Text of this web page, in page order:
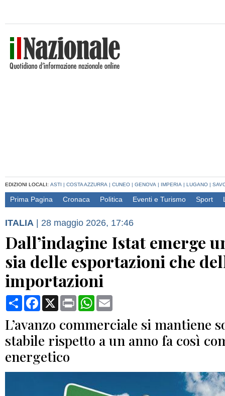
EDIZIONI LOCALI: ASTI | COSTA AZZURRA | CUNEO | GENOVA | IMPERIA | LUGANO |
Prima Pagina Cronaca Politica Eventi e Turismo Sport
ITALIA | 28 maggio 2026, 17:46
Dall’indagine Istat emerge
sia delle esportazioni che
importazioni
CondividiFacebook
X Print WhatsApp
L’avanzo commerciale si mantiene
stabile rispetto a un anno fa così
energetico